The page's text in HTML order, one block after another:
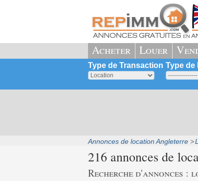
Acheter Louer
Type de Transaction Type de
Annonces de location Angleterre
216 annonces de
Recherche d'annonces